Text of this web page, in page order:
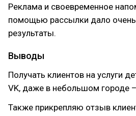
Реклама и своевременное
помощью рассылки дало
результаты.
Выводы
Получать клиентов на услуги
VK, даже в небольшом городе
Также прикрепляю отзыв